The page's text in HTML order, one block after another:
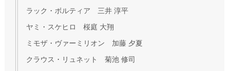
ラック・ボルティア 三井 淳平
ヤミ・スケヒロ 桜庭 大翔
ミモザ・ヴァーミリオン 加藤 夕夏
クラウス・リュネット 菊池 修司